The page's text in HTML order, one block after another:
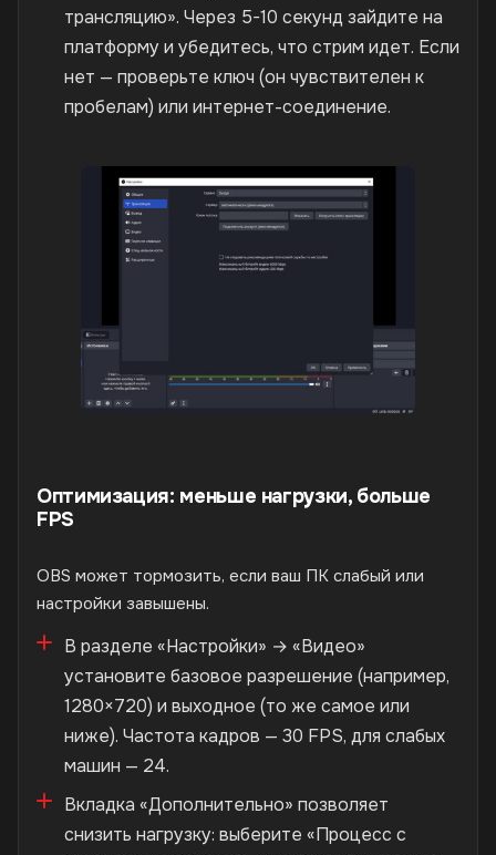
трансляцию». Через 5-10 секунд зайдите на
платформу и убедитесь, что стрим идет. Если
нет — проверьте ключ (он чувствителен к
пробелам) или интернет-соединение.
Оптимизация: меньше нагрузки, больше
FPS
OBS может тормозить, если ваш ПК слабый или
настройки завышены.
В разделе «Настройки» → «Видео»
установите базовое разрешение (например,
1280×720) и выходное (то же самое или
ниже). Частота кадров — 30 FPS, для слабых
машин — 24.
Вкладка «Дополнительно» позволяет
снизить нагрузку: выберите «Процесс с